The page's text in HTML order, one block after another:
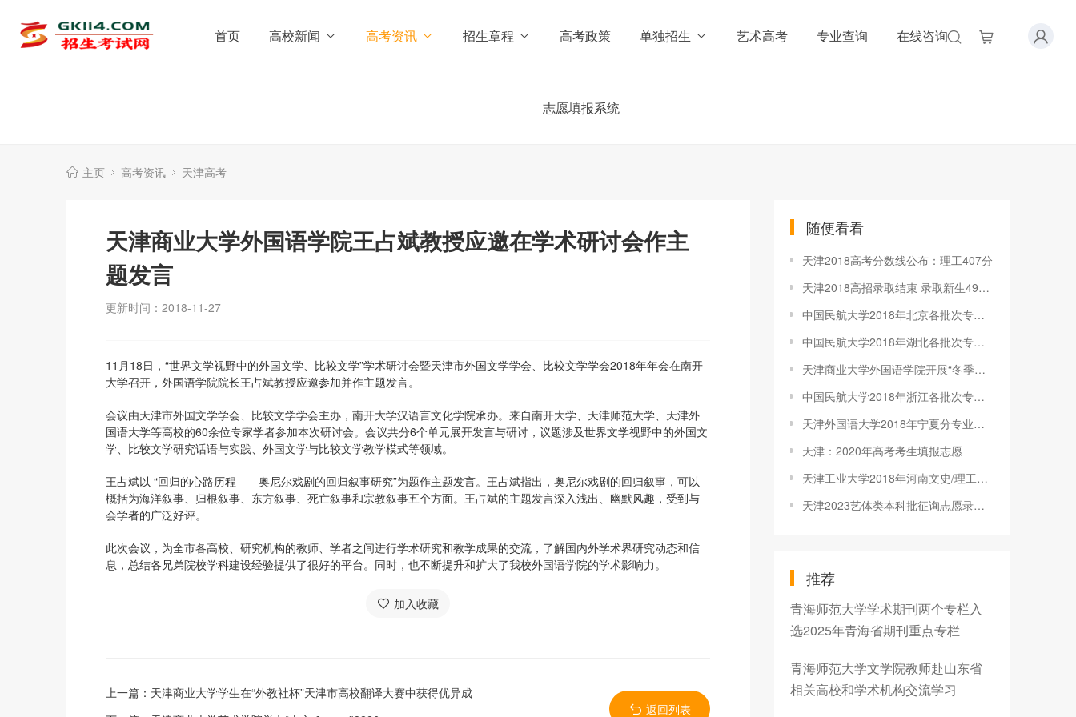
首页 高校新闻 高考资讯 招生章程 高考政策 单独招生 艺术高考 专业查询 在线咨询
志愿填报系统
主页 高考资讯 天津高考
天津商业大学外国语学院王占斌教授应邀在学术研讨会作主
题发言
更新时间：2018-11-27
11月18日，“世界文学视野中的外国文学、比较文学”学术研讨会暨天津市外国文学学会、比较文学学会2018年年会在南开
大学召开，外国语学院院长王占斌教授应邀参加并作主题发言。
会议由天津市外国文学学会、比较文学学会主办，南开大学汉语言文化学院承办。来自南开大学、天津师范大学、天津外
国语大学等高校的60余位专家学者参加本次研讨会。会议共分6个单元展开发言与研讨，议题涉及世界文学视野中的外国文
学、比较文学研究话语与实践、外国文学与比较文学教学模式等领域。
王占斌以 “回归的心路历程——奥尼尔戏剧的回归叙事研究”为题作主题发言。王占斌指出，奥尼尔戏剧的回归叙事，可以
概括为海洋叙事、归根叙事、东方叙事、死亡叙事和宗教叙事五个方面。王占斌的主题发言深入浅出、幽默风趣，受到与
会学者的广泛好评。
此次会议，为全市各高校、研究机构的教师、学者之间进行学术研究和教学成果的交流，了解国内外学术界研究动态和信
息，总结各兄弟院校学科建设经验提供了很好的平台。同时，也不断提升和扩大了我校外国语学院的学术影响力。
加入收藏
上一篇： 天津商业大学学生在“外教社杯”天津市高校翻译大赛中获得优异成
返回列表
随便看看
天津2018高考分数线公布：理工407分
天津2018高招录取结束 录取新生49050人
中国民航大学2018年北京各批次专业录取分数线
中国民航大学2018年湖北各批次专业录取分数线
天津商业大学外国语学院开展“冬季送温暖”活动
中国民航大学2018年浙江各批次专业录取分数线
天津外国语大学2018年宁夏分专业录取分数线
天津：2020年高考考生填报志愿
天津工业大学2018年河南文史/理工各批次专业录取分数线
天津2023艺体类本科批征询志愿录取最低分
推荐
青海师范大学学术期刊两个专栏入
选2025年青海省期刊重点专栏
青海师范大学文学院教师赴山东省
相关高校和学术机构交流学习